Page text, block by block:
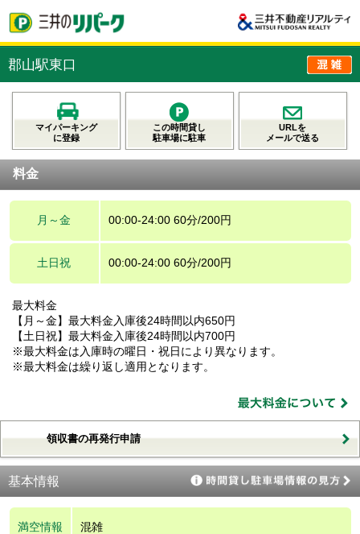
郡山駅東口
マイパーキング
に登録
この時間貸し
駐車場に駐車
URLを
メールで送る
料金
月～金 00:00-24:00 60分/200円
土日祝 00:00-24:00 60分/200円
最大料金
【月～金】最大料金入庫後24時間以内650円
【土日祝】最大料金入庫後24時間以内700円
※最大料金は入庫時の曜日・祝日により異なります。
※最大料金は繰り返し適用となります。
領収書の再発行申請
基本情報
満空情報 混雑